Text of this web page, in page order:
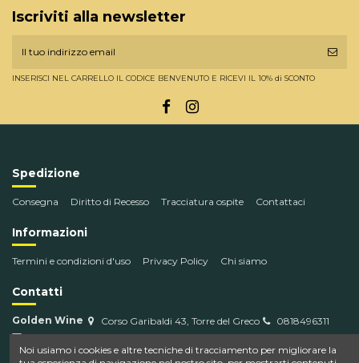
Iscriviti alla newsletter
INSERISCI NEL CARRELLO IL CODICE BENVENUTO E RICEVI IL 10% di SCONTO
Spedizione
Consegna Diritto di Recesso Tracciatura ospite Contattaci
Informazioni
Termini e condizioni d'uso Privacy Policy Chi siamo
Contatti
Golden Wine Corso Garibaldi 43, Torre del Greco
0818496311
info@goldenwine.com
Noi usiamo i cookies e altre tecniche di tracciamento per migliorare la